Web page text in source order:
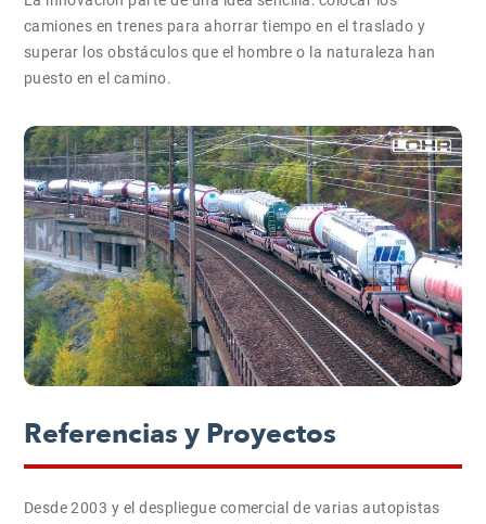
camiones en trenes para ahorrar tiempo en el traslado y
superar los obstáculos que el hombre o la naturaleza han
puesto en el camino.
Referencias y Proyectos
Desde 2003 y el despliegue comercial de varias autopistas